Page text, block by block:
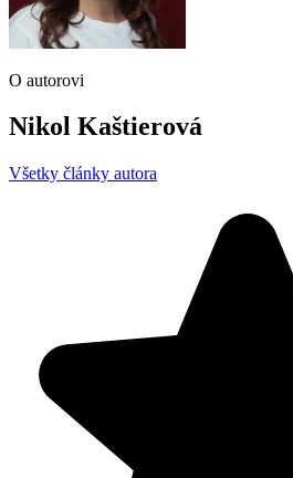
O autorovi
Nikol Kaštierová
Všetky články autora